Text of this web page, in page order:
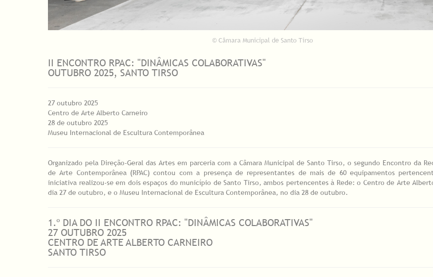
© Câmara Municipal de Santo Tirso
II ENCONTRO RPAC: "DINÂMICAS COLABORATIVAS"
OUTUBRO 2025, SANTO TIRSO
27 outubro 2025
Centro de Arte Alberto Carneiro
28 de outubro 2025
Museu Internacional de Escultura Contemporânea
Organizado pela Direção-Geral das Artes em parceria com a Câmara Municipal de Santo Tirso, o segundo Encontro da
de Arte Contemporânea (RPAC) contou com a presença de representantes de mais de 60 equipamentos
iniciativa realizou-se em dois espaços do município de Santo Tirso, ambos pertencentes à Rede: o Centro de Arte
dia 27 de outubro, e o Museu Internacional de Escultura Contemporânea, no dia 28 de outubro.
1.º DIA DO II ENCONTRO RPAC: "DINÂMICAS COLABORATIVAS"
27 OUTUBRO 2025
CENTRO DE ARTE ALBERTO CARNEIRO
SANTO TIRSO